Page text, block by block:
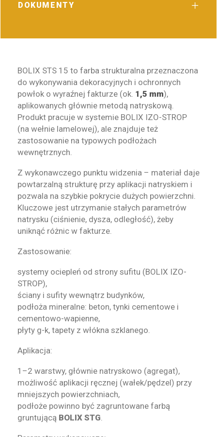
DOKUMENTY
BOLIX STS 15 to farba strukturalna przeznaczona
do wykonywania dekoracyjnych i ochronnych
powłok o wyraźnej fakturze (ok. 1,5 mm),
aplikowanych głównie metodą natryskową.
Produkt pracuje w systemie BOLIX IZO-STROP
(na wełnie lamelowej), ale znajduje też
zastosowanie na typowych podłożach
wewnętrznych.
Z wykonawczego punktu widzenia – materiał daje
powtarzalną strukturę przy aplikacji natryskiem i
pozwala na szybkie pokrycie dużych powierzchni.
Kluczowe jest utrzymanie stałych parametrów
natrysku (ciśnienie, dysza, odległość), żeby
uniknąć różnic w fakturze.
Zastosowanie:
systemy ociepleń od strony sufitu (BOLIX IZO-
STROP),
ściany i sufity wewnątrz budynków,
podłoża mineralne: beton, tynki cementowe i
cementowo-wapienne,
płyty g-k, tapety z włókna szklanego.
Aplikacja:
1–2 warstwy, głównie natryskowo (agregat),
możliwość aplikacji ręcznej (wałek/pędzel) przy
mniejszych powierzchniach,
podłoże powinno być zagruntowane farbą
gruntującą BOLIX STG.